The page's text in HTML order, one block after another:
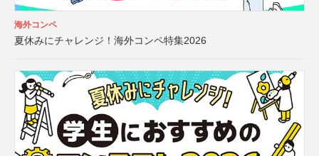
海外コンペ
夏休みにチャレンジ！海外コンペ特集2026